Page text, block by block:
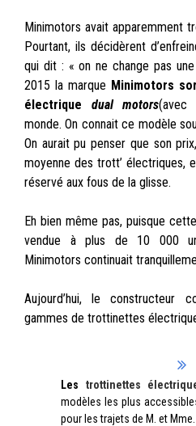
Minimotors avait apparemment
Pourtant, ils décidèrent
qui dit : « on ne change pas
2015 la marque Minimotors
électrique dual motors(avec
monde. On connait ce modèle
On aurait pu penser que son
moyenne des trott’ électriques,
réservé aux fous de la glisse.
Eh bien même pas, puisque
vendue à plus de 10 000
Minimotors continuait
Aujourd’hui, le constructeur
gammes de trottinettes
Les trottinettes
modèles les plus
pour les trajets de M. et